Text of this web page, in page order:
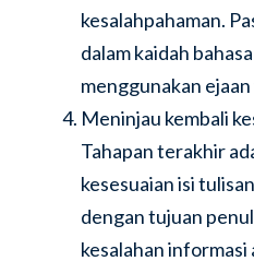
kesalahpahaman.
dalam kaidah
menggunakan
Meninjau kembali
Tahapan terakhir
kesesuaian isi
dengan tujuan
kesalahan informasi